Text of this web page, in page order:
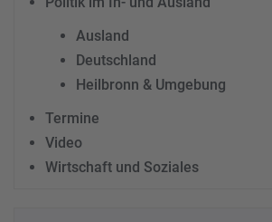
Ausland
Deutschland
Heilbronn & Umgebung
Termine
Video
Wirtschaft und Soziales